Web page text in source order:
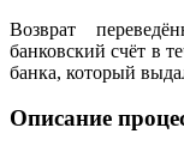
Возврат
банковский счёт в
банка, который
Описание